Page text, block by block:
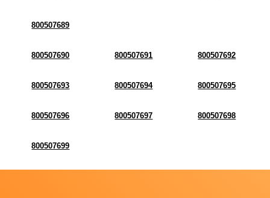
800507689
800507690 800507691 800507692
800507693 800507694 800507695
800507696 800507697 800507698
800507699